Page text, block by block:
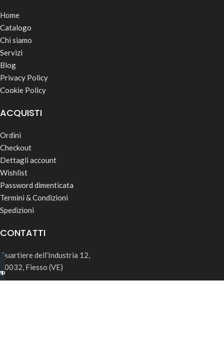
Home
Catalogo
Chi siamo
Servizi
Blog
Privacy Policy
Cookie Policy
ACQUISTI
Ordini
Checkout
Dettagli account
Wishlist
Password dimenticata
Termini & Condizioni
Spedizioni
CONTATTI
Quartiere dell’Industria 12,
30032, Fiesso (VE)
B2B